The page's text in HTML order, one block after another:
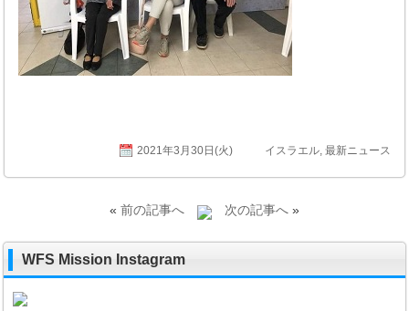
2021年3月30日(火) イスラエル, 最新ニュース
« 前の記事へ 次の記事へ »
WFS Mission Instagram